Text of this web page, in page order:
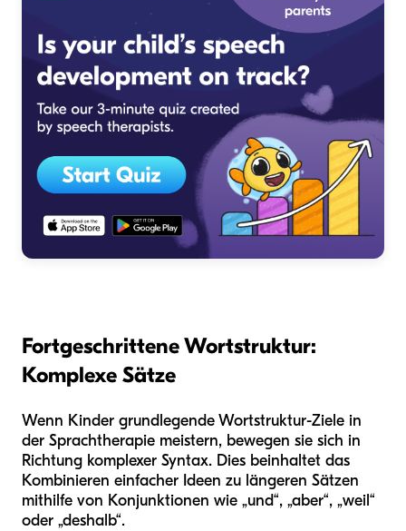
Fortgeschrittene Wortstruktur:
Komplexe Sätze
Wenn Kinder grundlegende Wortstruktur-Ziele in
der Sprachtherapie meistern, bewegen sie sich in
Richtung komplexer Syntax. Dies beinhaltet das
Kombinieren einfacher Ideen zu längeren Sätzen
mithilfe von Konjunktionen wie „und“, „aber“, „weil“
oder „deshalb“.